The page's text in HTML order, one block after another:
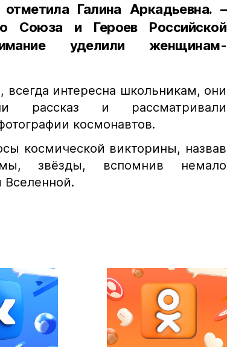
Галина Аркадьевна. –
Союза и Героев Российской
уделили женщинам-
всегда интересна школьникам, они
рассказ и рассматривали
космонавтов.
космической викторины, назвав
звёзды, вспомнив немало
Вселенной.